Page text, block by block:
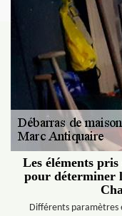
Les éléments
pour déterminer
Différents